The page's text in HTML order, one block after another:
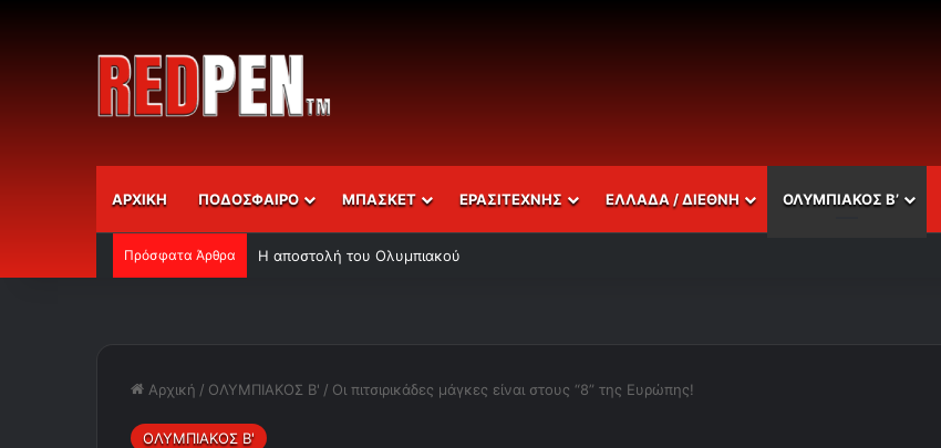
ΑΡΧΙΚΗ ΠΟΔΟΣΦΑΙΡΟ ΜΠΑΣΚΕΤ ΕΡΑΣΙΤΕΧΝΗΣ ΕΛΛΑΔΑ / ΔΙΕΘΝΗ ΟΛΥΜΠΙΑΚΟΣ Β’
Πρόσφατα Άρθρα Ορτέγκα και Σα, ανεβάζουν κι άλλο τον Ολυμπιακό!
Αρχική / ΟΛΥΜΠΙΑΚΟΣ Β' / Οι πιτσιρικάδες μάγκες είναι στους “8” της Ευρώπης!
ΟΛΥΜΠΙΑΚΟΣ Β'